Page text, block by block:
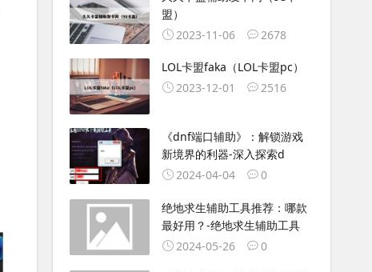
盟）
2023-11-06
2678
LOL卡盟faka（LOL卡盟pc）
2023-12-01
2516
《dnf端口辅助》：解锁游戏
新境界的利器-深入探索d
2024-04-04
0
绝地求生辅助工具推荐：哪款
最好用？-绝地求生辅助工具
2024-05-26
0